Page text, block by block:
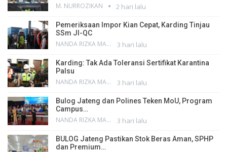
M. NURROZIKAN 2 hari lalu
Pemeriksaan Impor Kian Cepat, Karding Tinjau
SSm JI-QC
NANDA RIZKA MAHENDRA 3 hari lalu
Karding: Tak Ada Toleransi Sertifikat Karantina
Palsu
NANDA RIZKA MAHENDRA 3 hari lalu
Bulog Jateng dan Polines Teken MoU, Program
Campus…
NANDA RIZKA MAHENDRA 3 hari lalu
BULOG Jateng Pastikan Stok Beras Aman, SPHP
dan Premium…